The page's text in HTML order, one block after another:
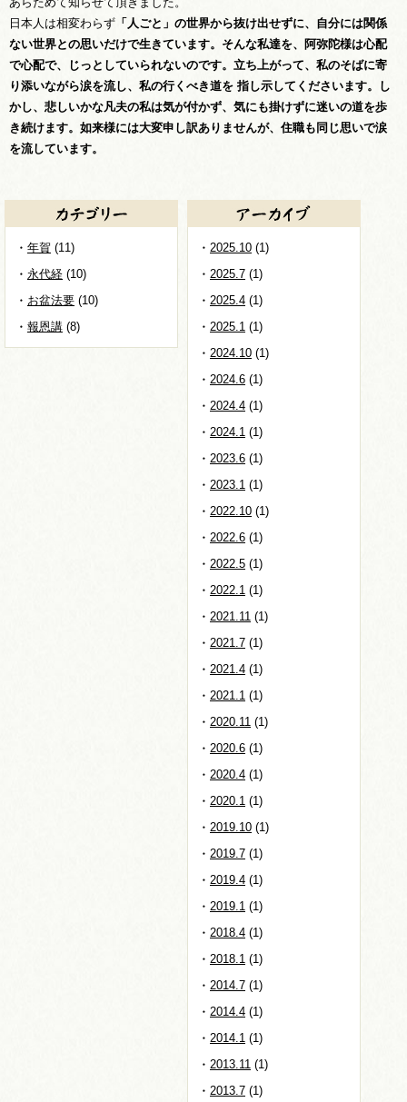
日本人は相変わらず 「人ごと」 の世界から抜け出せずに、自分には関係
ない世界との思いだけで生きています。そんな私達を、阿弥陀様は心配
で心配で、じっとしていられないのです。立ち上がって、私のそばに寄
り添いながら涙を流し、私の行くべき道を 指し示してくださいます。し
かし、悲しいかな凡夫の私は気が付かず、気にも掛けずに迷いの道を歩
き続けます。如来様には大変申し訳ありませんが、住職も同じ思いで涙
を流しています。
年賀 (11)
永代経 (10)
お盆法要 (10)
報恩講 (8)
2025.10 (1)
2025.7 (1)
2025.4 (1)
2025.1 (1)
2024.10 (1)
2024.6 (1)
2024.4 (1)
2024.1 (1)
2023.6 (1)
2023.1 (1)
2022.10 (1)
2022.6 (1)
2022.5 (1)
2022.1 (1)
2021.11 (1)
2021.7 (1)
2021.4 (1)
2021.1 (1)
2020.11 (1)
2020.6 (1)
2020.4 (1)
2020.1 (1)
2019.10 (1)
2019.7 (1)
2019.4 (1)
2019.1 (1)
2018.4 (1)
2018.1 (1)
2014.7 (1)
2014.4 (1)
2014.1 (1)
2013.11 (1)
2013.7 (1)